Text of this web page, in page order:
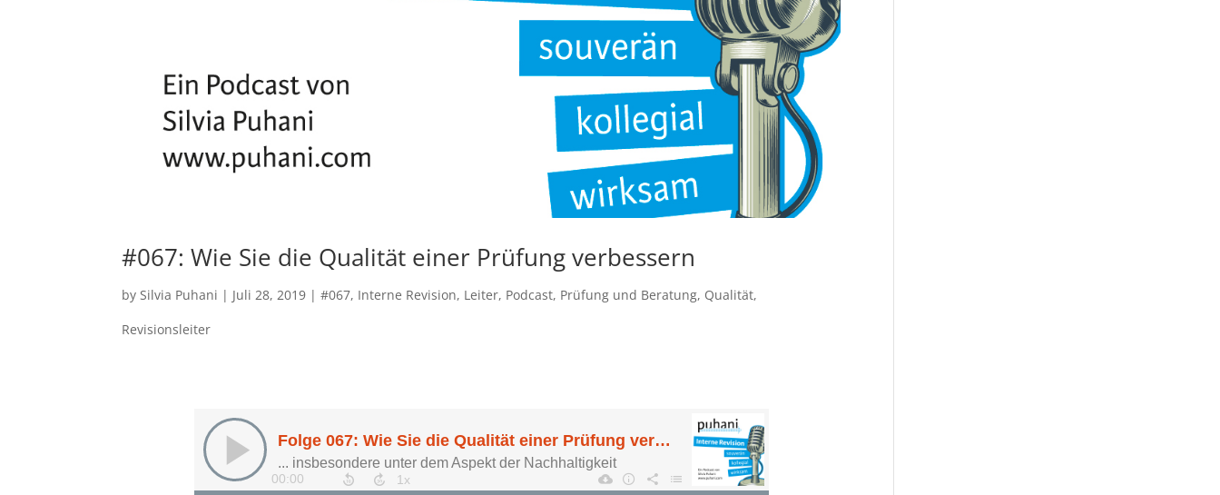
#067: Wie Sie die Qualität einer Prüfung verbessern
bySilvia Puhani | Juli 28, 2019 |#067, Interne Revision, Leiter, Podcast, Prüfung und Beratung, Qualität,
Revisionsleiter